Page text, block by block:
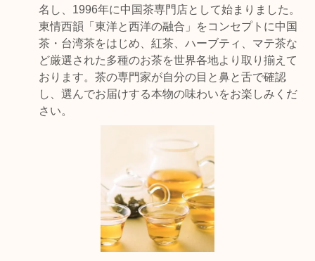
名し、1996年に中国茶専門店として始まりました。
東情西韻「東洋と西洋の融合」をコンセプトに中国
茶・台湾茶をはじめ、紅茶、ハーブティ、マテ茶な
ど厳選された多種のお茶を世界各地より取り揃えて
おります。茶の専門家が自分の目と鼻と舌で確認
し、選んでお届けする本物の味わいをお楽しみくだ
さい。